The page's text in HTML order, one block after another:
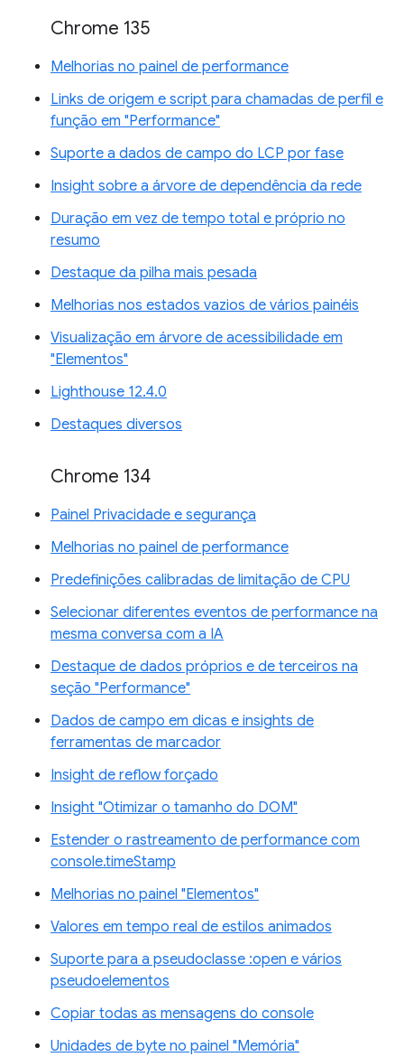
Chrome 135
Melhorias no painel de performance
Links de origem e script para chamadas de perfil e
função em "Performance"
Suporte a dados de campo do LCP por fase
Insight sobre a árvore de dependência da rede
Duração em vez de tempo total e próprio no
resumo
Destaque da pilha mais pesada
Melhorias nos estados vazios de vários painéis
Visualização em árvore de acessibilidade em
"Elementos"
Lighthouse 12.4.0
Destaques diversos
Chrome 134
Painel Privacidade e segurança
Melhorias no painel de performance
Predefinições calibradas de limitação de CPU
Selecionar diferentes eventos de performance na
mesma conversa com a IA
Destaque de dados próprios e de terceiros na
seção "Performance"
Dados de campo em dicas e insights de
ferramentas de marcador
Insight de reflow forçado
Insight "Otimizar o tamanho do DOM"
Estender o rastreamento de performance com
console.timeStamp
Melhorias no painel "Elementos"
Valores em tempo real de estilos animados
Suporte para a pseudoclasse :open e vários
pseudoelementos
Copiar todas as mensagens do console
Unidades de byte no painel "Memória"